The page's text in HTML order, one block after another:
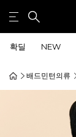
확딜 NEW
배드민턴의류